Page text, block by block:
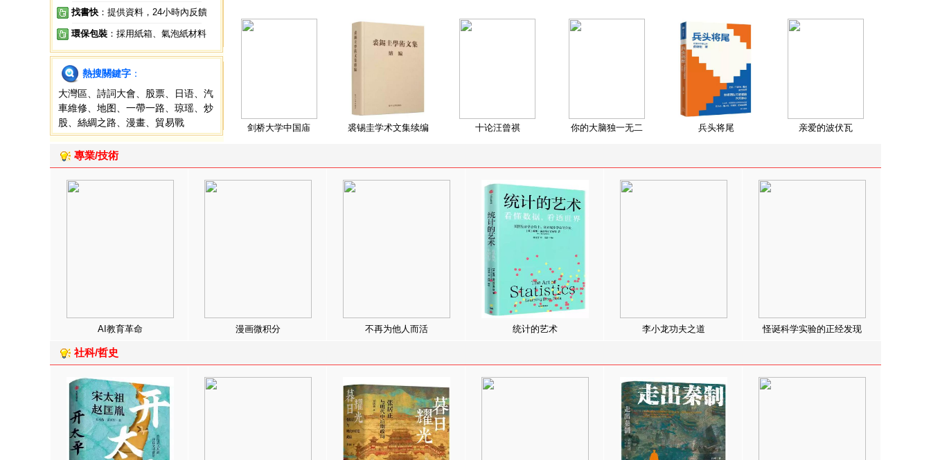
找書快 ：提供資料，24小時內反饋
環保包裝 ：採用紙箱、氣泡紙材料
熱搜關鍵字 ：
大灣區
詩詞大會 股票 日语
汽
車維修
地图 一帶一路 琼瑶
炒
股
絲綢之路 漫畫 貿易戰 剑桥大学中国庙 裘锡圭学术文集续编 十论汪曾祺 你的大脑独一无二 兵头将尾 亲爱的波伏瓦
專業/技術
AI教育革命 漫画微积分 不再为他人而活 统计的艺术 李小龙功夫之道 怪诞科学实验的正经发现
社科/哲史